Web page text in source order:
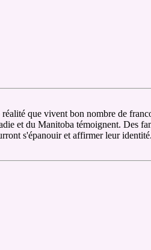
réalité que vivent bon nombre de
et du Manitoba témoignent. Des
s'épanouir et affirmer leur